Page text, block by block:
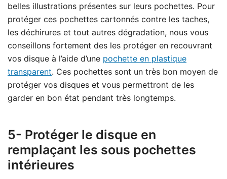
belles illustrations présentes sur leurs pochettes. Pour
protéger ces pochettes cartonnés contre les taches,
les déchirures et tout autres dégradation, nous vous
conseillons fortement des les protéger en recouvrant
vos disque à l’aide d’une pochette en plastique
transparent. Ces pochettes sont un très bon moyen de
protéger vos disques et vous permettront de les
garder en bon état pendant très longtemps.
5- Protéger le disque en
remplaçant les sous pochettes
intérieures